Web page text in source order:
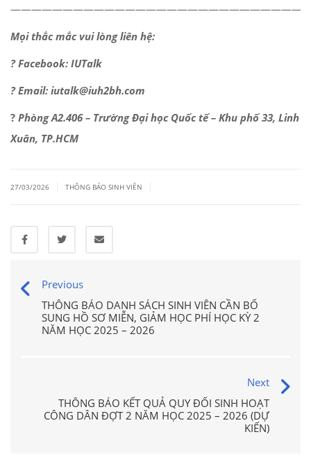
Mọi thắc mắc vui lòng liên hệ:
? Facebook: IUTalk
? Email: iutalk@iuh2bh.com
? Phòng A2.406 – Trường Đại học Quốc tế – Khu phố 33, Linh
Xuân, TP.HCM
27/03/2026 THÔNG BÁO SINH VIÊN
Previous
THÔNG BÁO DANH SÁCH SINH VIÊN CẦN BỔ
SUNG HỒ SƠ MIỄN, GIẢM HỌC PHÍ HỌC KỲ 2
NĂM HỌC 2025 – 2026
Next
THÔNG BÁO KẾT QUẢ QUY ĐỔI SINH HOẠT
CÔNG DÂN ĐỢT 2 NĂM HỌC 2025 – 2026 (DỰ
KIẾN)